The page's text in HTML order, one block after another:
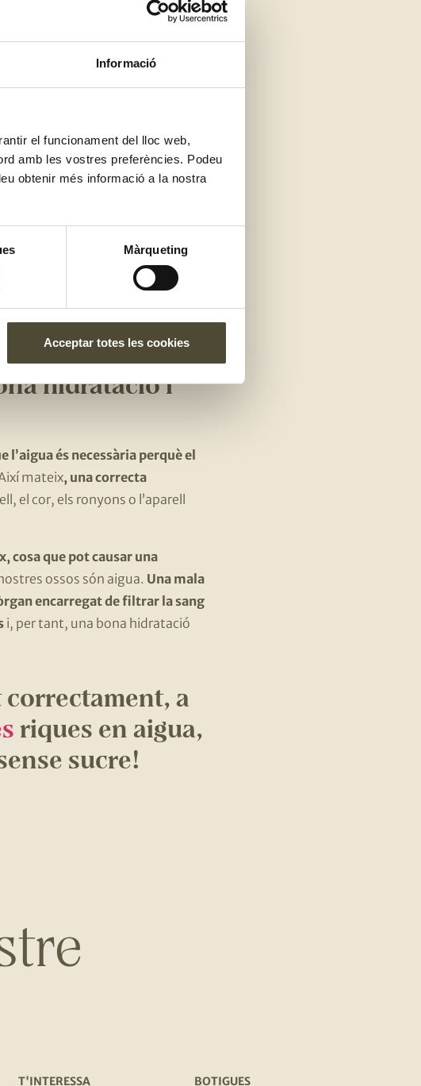
Informació
el funcionament del lloc web,
amb les vostres preferències. Podeu
obtenir més informació a la nostra
Màrqueting
Acceptar totes les cookies
els períodes de més calor.
forma de sopa freda, com un
deliciosa macedònia, un
hidratació i
l’aigua és necessària perquè el
mateix, una correcta
el cor, els ronyons o l’aparell
cosa que pot causar una
ossos són aigua. Una mala
encarregat de filtrar la sang
i, per tant, una bona hidratació
correctament, a
riques en aigua,
sucre!
T'INTERESSA BOTIGUES